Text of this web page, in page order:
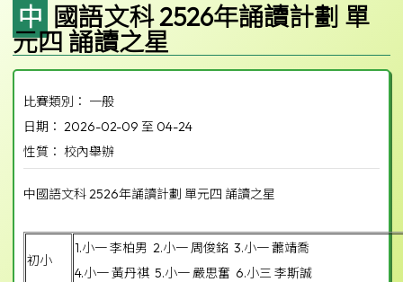
中國語文科 2526年誦讀計劃 單
元四 誦讀之星
比賽類別： 一般
日期： 2026-02-09 至 04-24
性質： 校內舉辦
中國語文科 2526年誦讀計劃 單元四 誦讀之星
初小
1.小一 李柏男 2.小一 周俊銘 3.小一 蕭靖喬
4.小一 黃丹祺 5.小一 嚴思奮 6.小三 李斯誠